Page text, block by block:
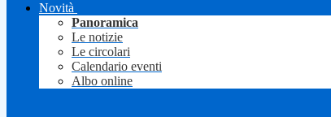
Novità
Panoramica
Le notizie
Le circolari
Calendario eventi
Albo online